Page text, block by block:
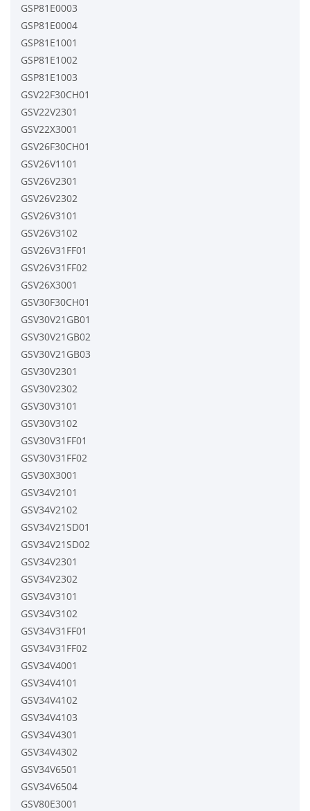
GSP81E0003
GSP81E0004
GSP81E1001
GSP81E1002
GSP81E1003
GSV22F30CH01
GSV22V2301
GSV22X3001
GSV26F30CH01
GSV26V1101
GSV26V2301
GSV26V2302
GSV26V3101
GSV26V3102
GSV26V31FF01
GSV26V31FF02
GSV26X3001
GSV30F30CH01
GSV30V21GB01
GSV30V21GB02
GSV30V21GB03
GSV30V2301
GSV30V2302
GSV30V3101
GSV30V3102
GSV30V31FF01
GSV30V31FF02
GSV30X3001
GSV34V2101
GSV34V2102
GSV34V21SD01
GSV34V21SD02
GSV34V2301
GSV34V2302
GSV34V3101
GSV34V3102
GSV34V31FF01
GSV34V31FF02
GSV34V4001
GSV34V4101
GSV34V4102
GSV34V4103
GSV34V4301
GSV34V4302
GSV34V6501
GSV34V6504
GSV80E3001